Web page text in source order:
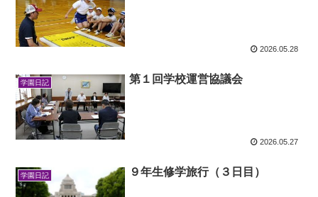
2026.05.28
学園日記 第１回学校運営協議会
2026.05.27
学園日記 ９年生修学旅行（３日目）